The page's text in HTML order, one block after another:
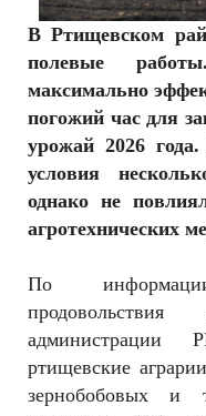
В Ртищевском
полевые
максимально
погожий час для
урожай 2026
условия
однако не
агротехнических
По
администрации
ртищевские
зернобобовых и